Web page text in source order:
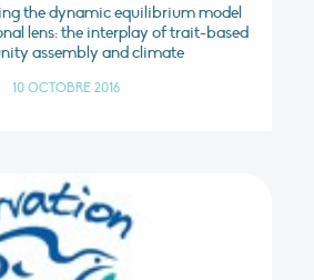
the dynamic equilibrium model
lens: the interplay of trait-based
assembly and climate
10 OCTOBRE 2016